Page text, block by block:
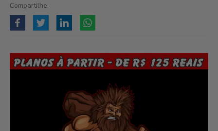
Compartilhe: